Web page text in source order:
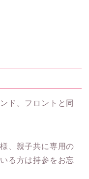
ド。フロントと同
、親子共に専用の
る方は持参をお忘